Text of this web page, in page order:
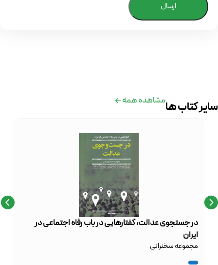
ارسال
سایر کتاب هامشاهده همه
در جستجوی عدالت، گفتارهایی در باب رفاه اجتماعی در
ایران
مجموعه سخنرانی